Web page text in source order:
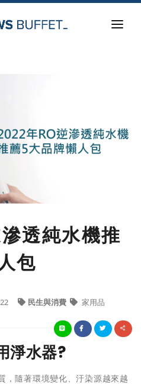
透純水機推
包
民生與消費 家用品
淨水器?
，隨著環境變化、汙染源越來越